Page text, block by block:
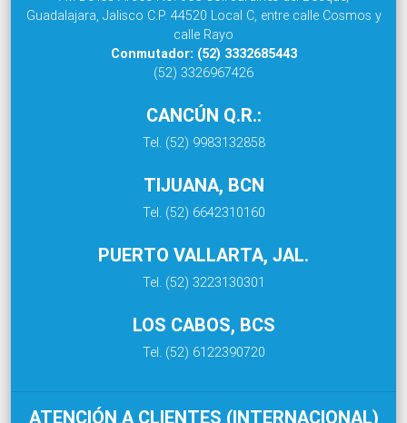
Guadalajara, Jalisco C.P. 44520 Local C, entre calle Cosmos y
calle Rayo
Conmutador: (52) 3332685443
(52) 3326967426
CANCÚN Q.R.:
Tel. (52) 9983132858
TIJUANA, BCN
Tel. (52) 6642310160
PUERTO VALLARTA, JAL.
Tel. (52) 3223130301
LOS CABOS, BCS
Tel. (52) 6122390720
ATENCIÓN A CLIENTES (INTERNACIONAL)